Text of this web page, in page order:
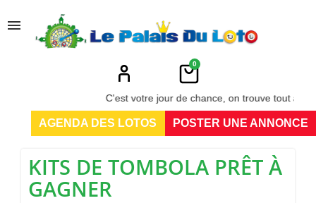
0
AGENDA DES LOTOS POSTER UNE ANNONCE
C'est votre jour de chance, on trouve tout au
KITS DE TOMBOLA PRÊT À
GAGNER
menu